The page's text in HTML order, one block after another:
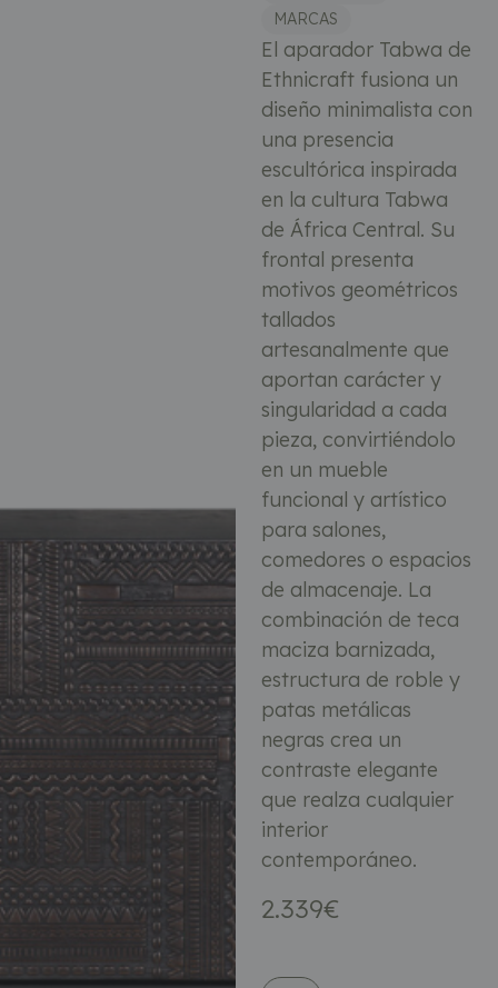
MARCAS
El aparador Tabwa de
Ethnicraft fusiona un
diseño minimalista con
una presencia
escultórica inspirada
en la cultura Tabwa
de África Central. Su
frontal presenta
motivos geométricos
tallados
artesanalmente que
aportan carácter y
singularidad a cada
pieza, convirtiéndolo
en un mueble
funcional y artístico
para salones,
comedores o espacios
de almacenaje. La
combinación de teca
maciza barnizada,
estructura de roble y
patas metálicas
negras crea un
contraste elegante
que realza cualquier
interior
contemporáneo.
2.339€